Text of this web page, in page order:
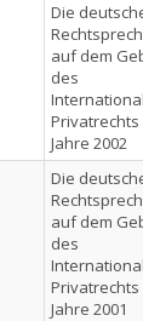
Die
auf dem
des
Privatrechts
Jahre 2002
Die
auf dem
des
Privatrechts
Jahre 2001